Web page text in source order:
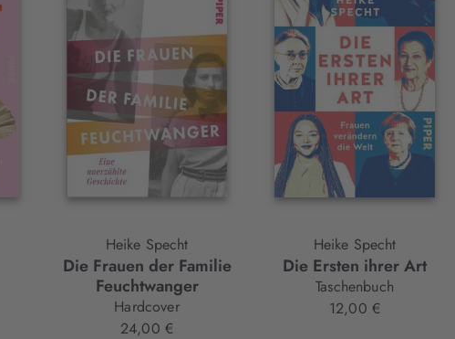
Heike Specht
Die Frauen der Familie
Feuchtwanger
Hardcover
24,00 €
Heike Specht
Die Ersten ihrer Art
Taschenbuch
12,00 €